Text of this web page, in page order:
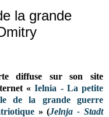
la grande
diffuse sur son site
«Ielnia - La petite
de la grande guerre
» (Jelnja - Stadt